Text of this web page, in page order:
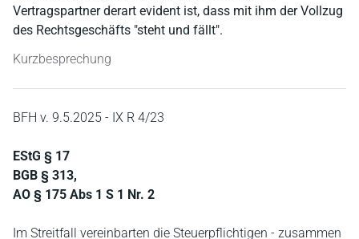
Vertragspartner derart evident ist, dass mit ihm der Vollzug
des Rechtsgeschäfts "steht und fällt".
Kurzbesprechung
BFH v. 9.5.2025 - IX R 4/23
EStG § 17
BGB § 313,
AO § 175 Abs 1 S 1 Nr. 2
Im Streitfall vereinbarten die Steuerpflichtigen - zusammen